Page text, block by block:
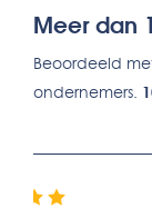
Meer dan
Beoordeeld
ondernemers.